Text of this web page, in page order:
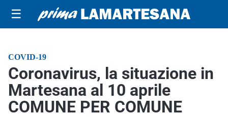
☰
COVID-19
Coronavirus, la situazione in
Martesana al 10 aprile
COMUNE PER COMUNE